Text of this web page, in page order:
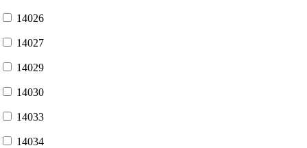
14026
14027
14029
14030
14033
14034